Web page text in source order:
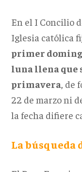
En el I Concilio
Iglesia católica
primer
luna llena que
primavera ,
22 de marzo ni
la fecha difiere
La búsqueda